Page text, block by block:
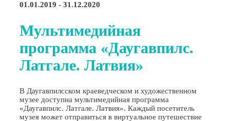
01.01.2019 - 31.12.2020
Мультимедийная
программа «Даугавпилс.
Латгале. Латвия»
В Даугавпилсском краеведческом и художественном
музее доступна мультимедийная программа
«Даугавпилс. Латгале. Латвия». Каждый посетитель
музея может отправиться в виртуальное путешествие